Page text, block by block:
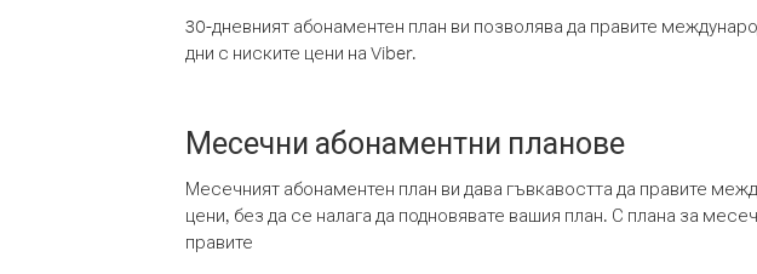
30-дневният абонаментен план ви позволява да правите
дни с ниските цени на Viber.
Месечни абонаментни планове
Месечният абонаментен план ви дава гъвкавостта да правите
цени, без да се налага да подновявате вашия план. С плана за
правите